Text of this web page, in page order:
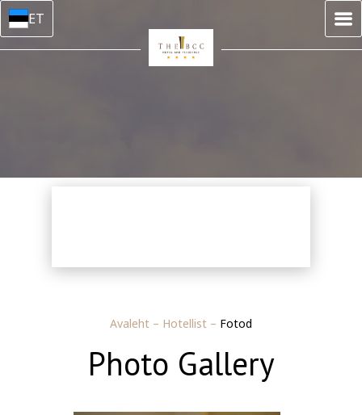
ET
Avaleht – Hotellist – Fotod
Photo Gallery